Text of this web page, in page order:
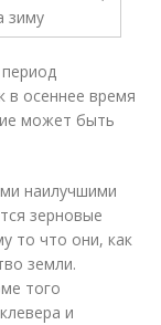
в осеннее время
может быть
наилучшими
зерновые
то что они, как
земли.
того
и